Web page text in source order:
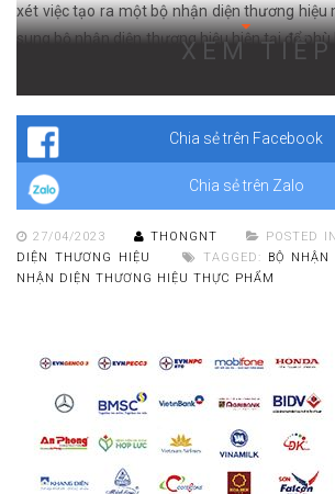
xét việc tạo ra một bộ nhận diện thương hiệu
sung bộ nhận diện thương hiệu hiện tại để
XEM TIẾP
Chia sẻ trên Facebook
Chia sẻ trên Zalo
27/04/2023 THONGNT POSTED
DIỆN THƯƠNG HIỆU
TAGGED: BỘ
NHẬN DIỆN THƯƠNG HIỆU THỰC PHẨM